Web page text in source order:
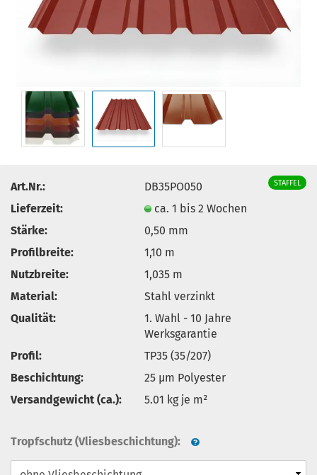
STAFFEL
Art.Nr.:
DB35PO050
Lieferzeit:
ca. 1 bis 2 Wochen
Stärke:
0,50 mm
Profilbreite:
1,10 m
Nutzbreite:
1,035 m
Material:
Stahl verzinkt
Qualität:
1. Wahl - 10 Jahre
Werksgarantie
Profil:
TP35 (35/207)
Beschichtung:
25 µm Polyester
Versandgewicht (ca.):
5.01 kg je m²
Tropfschutz (Vliesbeschichtung):